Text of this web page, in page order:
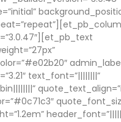
text_font=”||||||||”